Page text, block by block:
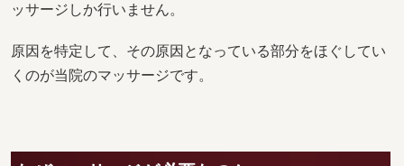
ッサージしか行いません。
原因を特定して、その原因となっている部分をほぐしてい
くのが当院のマッサージです。